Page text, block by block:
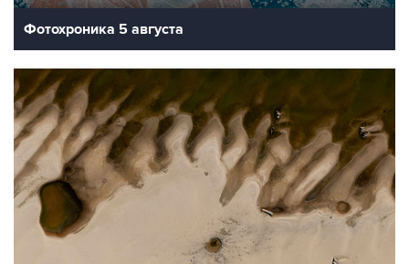
Фотохроника 5 августа